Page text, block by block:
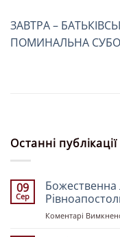
ЗАВТРА –
ПОМИНАЛЬНА
Останні публікації
09
Сер
Божественна
Коментарі